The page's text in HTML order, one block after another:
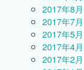
2017年8月
2017年7月
2017年5月
2017年4月
2017年2月